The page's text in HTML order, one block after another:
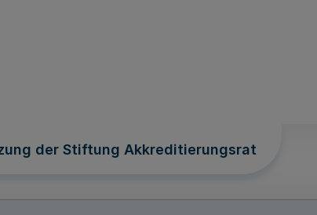
der Stiftung Akkreditierungsrat